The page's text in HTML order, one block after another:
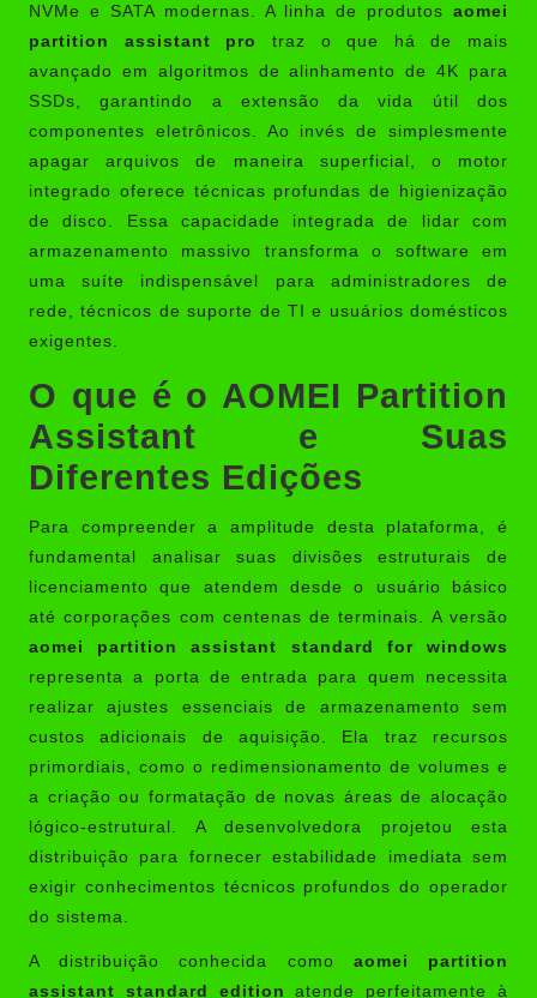
NVMe e SATA modernas. A linha de produtos aomei
partition assistant pro
traz o que há de mais
avançado em algoritmos de alinhamento de 4K para
SSDs, garantindo a extensão da vida útil dos
componentes eletrônicos. Ao invés de simplesmente
apagar arquivos de maneira superficial, o motor
integrado oferece técnicas profundas de higienização
de disco. Essa capacidade integrada de lidar com
armazenamento massivo transforma o software em
uma suíte indispensável para administradores de
rede, técnicos de suporte de TI e usuários domésticos
exigentes.
O que é o AOMEI Partition
Assistant e Suas
Diferentes Edições
Para compreender a amplitude desta plataforma, é
fundamental analisar suas divisões estruturais de
licenciamento que atendem desde o usuário básico
até corporações com centenas de terminais. A versão
aomei partition assistant standard for windows
representa a porta de entrada para quem necessita
realizar ajustes essenciais de armazenamento sem
custos adicionais de aquisição. Ela traz recursos
primordiais, como o redimensionamento de volumes e
a criação ou formatação de novas áreas de alocação
lógico-estrutural. A desenvolvedora projetou esta
distribuição para fornecer estabilidade imediata sem
exigir conhecimentos técnicos profundos do operador
do sistema.
A distribuição conhecida como aomei partition
assistant standard edition
atende perfeitamente à